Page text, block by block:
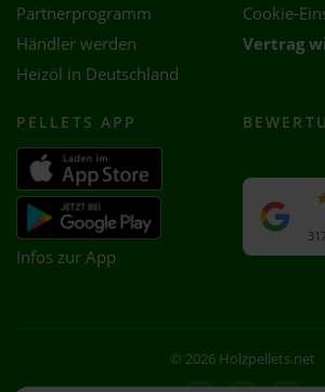
Partnerprogramm
Händler werden
Heizöl in Deutschland
Cookie-
Vertrag
PELLETS APP
Infos zur App
© 2026 Holzpellets.net